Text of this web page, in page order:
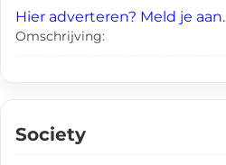
Hier adverteren? Meld je aan.
Omschrijving:
Society